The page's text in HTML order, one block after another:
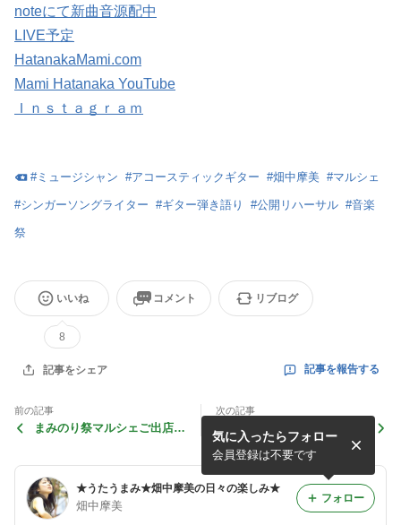
noteにて新曲音源配中
LIVE予定
HatanakaMami.com
Mami Hatanaka YouTube
Ｉｎｓｔａｇｒａｍ
#ミュージシャン #アコースティックギター #畑中摩美 #マルシェ
#シンガーソングライター #ギター弾き語り #公開リハーサル #音楽
祭
いいね
8
コメント リブログ
記事をシェア 記事を報告する
前の記事
まみのり祭マルシェご出店者
次の記事
うなぎの井口【1022マルシ
ェご紹介】
★うたうまみ★畑中摩美の日々の楽しみ★
畑中摩美
気に入ったらフォロー
会員登録は不要です
フォロー